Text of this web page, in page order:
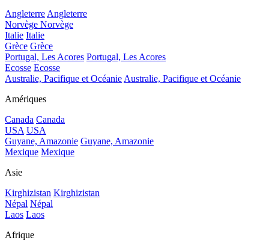
Angleterre Angleterre
Norvège Norvège
Italie Italie
Grèce Grèce
Portugal, Les Acores Portugal, Les Acores
Ecosse Ecosse
Australie, Pacifique et Océanie Australie, Pacifique et Océanie
Amériques
Canada Canada
USA USA
Guyane, Amazonie Guyane, Amazonie
Mexique Mexique
Asie
Kirghizistan Kirghizistan
Népal Népal
Laos Laos
Afrique